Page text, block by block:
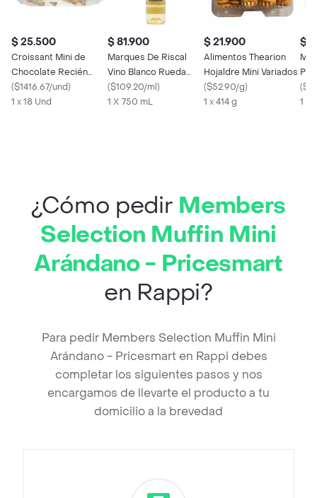
$ 25.500
Croissant Mini de
Chocolate Recién
Horneados Member’s
Selection
($1416.67/und)
1 x 18 Und
$ 81.900
Marques De Riscal
Vino Blanco Rueda
Verdejo
($109.20/ml)
1 X 750 mL
$ 21.900
Alimentos Thearion
Hojaldre Mini Variados
($52.90/g)
1 x 414 g
$
(
1 X
¿Cómo pedir Members
Selection Muffin Mini
Arándano - Pricesmart
en Rappi?
Para pedir Members Selection Muffin Mini
Arándano - Pricesmart en Rappi debes
completar los siguientes pasos y nos
encargamos de llevarte el producto a tu
domicilio a la brevedad